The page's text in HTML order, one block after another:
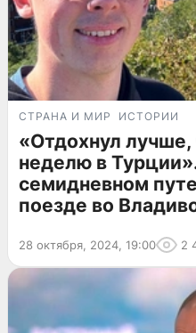
СТРАНА И МИР ИСТОРИИ
«Отдохнул
неделю в
семидневном
поезде во
28 октября, 2024, 19:00 2